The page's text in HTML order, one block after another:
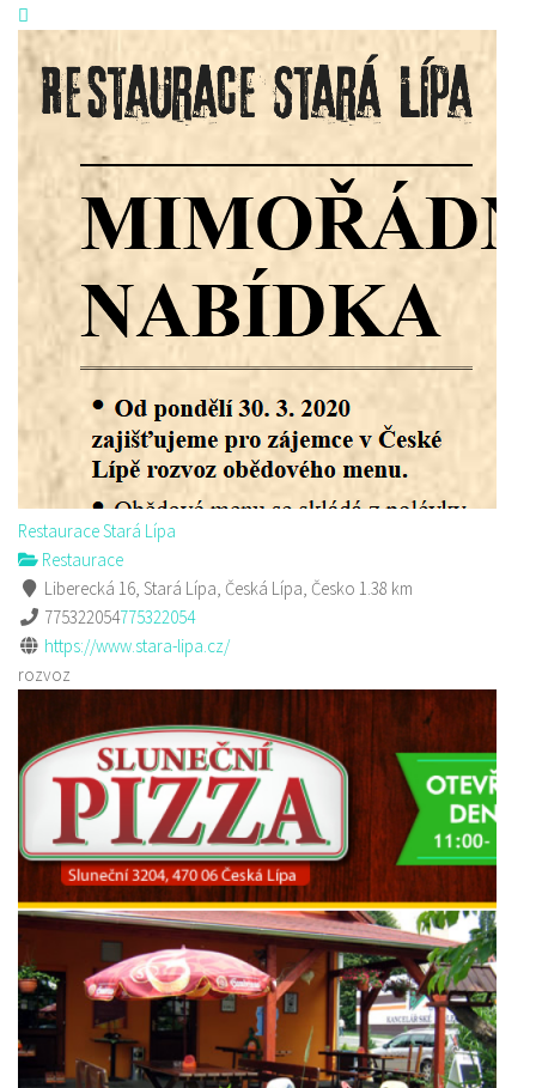
Restaurace Stará Lípa
Restaurace
Liberecká 16, Stará Lípa, Česká Lípa, Česko 1.38 km
775322054775322054
https://www.stara-lipa.cz/
rozvoz